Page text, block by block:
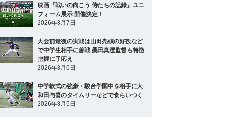
映画『戦いの向こう 侍たちの記録』ユニ
フォーム展示 開催決定！
2026年8月7日
大会前最後の実戦は山田亮碩の好投など
で中学生相手に善戦 桑田真澄監督も特徴
把握に手応え
2026年8月6日
中学軟式の強豪・駿台学園中を相手に大
和田与喜のタイムリーなどで食らいつく
2026年8月5日